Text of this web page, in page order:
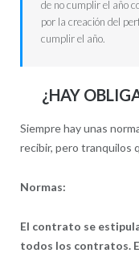
de no cumplir el año
por la creación del
cumplir el año.
¿HAY
Siempre hay unas
recibir, pero tranquilos
Normas:
El contrato se
todos los contratos.